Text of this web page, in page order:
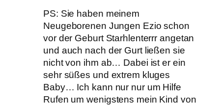
PS: Sie haben meinem
Neugeborenen Jungen Ezio schon
vor der Geburt Starhlenterrr angetan
und auch nach der Gurt ließen sie
nicht von ihm ab… Dabei ist er ein
sehr süßes und extrem kluges
Baby… Ich kann nur nur um Hilfe
Rufen um wenigstens mein Kind von